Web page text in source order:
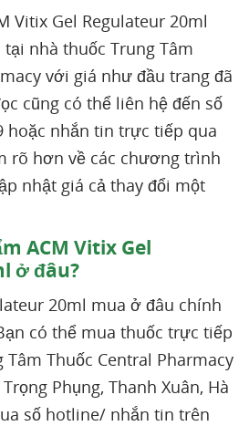
Vitix Gel Regulateur 20ml
nhà thuốc Trung Tâm
với giá như đầu trang đã
cũng có thể liên hệ đến số
hoặc nhắn tin trực tiếp qua
rõ hơn về các chương trình
nhật giá cả thay đổi một
ACM Vitix Gel
ở đâu?
20ml mua ở đâu chính
có thể mua thuốc trực tiếp
Thuốc Central Pharmacy
Phụng, Thanh Xuân, Hà
số hotline/ nhắn tin trên